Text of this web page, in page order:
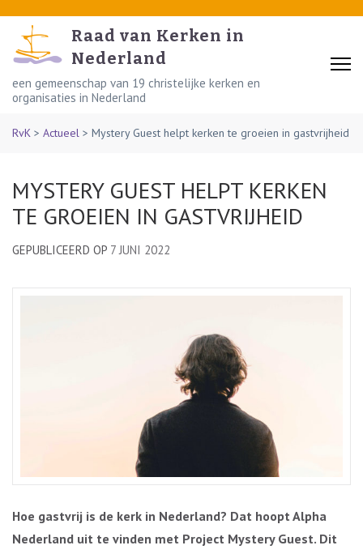
content
(Press
Enter)
Raad van Kerken in
Nederland
een gemeenschap van 19 christelijke kerken en
organisaties in Nederland
RvK > Actueel > Mystery Guest helpt kerken te groeien in gastvrijheid
MYSTERY GUEST HELPT KERKEN
TE GROEIEN IN GASTVRIJHEID
GEPUBLICEERD OP 7 JUNI 2022
Hoe gastvrij is de kerk in Nederland? Dat hoopt Alpha
Nederland uit te vinden met Project Mystery Guest. Dit